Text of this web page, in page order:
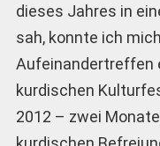
dieses Jahres in
sah, konnte ich
Aufeinandertreffen
kurdischen
2012 – zwei